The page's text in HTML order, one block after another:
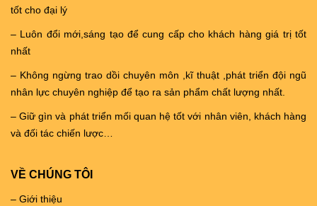
tốt cho đại lý
– Luôn đổi mới,sáng tạo để cung cấp cho khách hàng giá trị tốt
nhất
– Không ngừng trao dồi chuyên môn ,kĩ thuật ,phát triển đội ngũ
nhân lực chuyên nghiệp để tạo ra sản phẩm chất lượng nhất.
– Giữ gìn và phát triển mối quan hệ tốt với nhân viên, khách hàng
và đối tác chiến lược…
VỀ CHÚNG TÔI
– Giới thiệu